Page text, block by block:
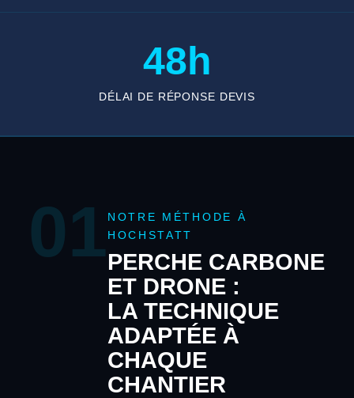
48h
DÉLAI DE RÉPONSE DEVIS
01 NOTRE MÉTHODE À
HOCHSTATT
PERCHE CARBONE
ET DRONE :
LA TECHNIQUE
ADAPTÉE À
CHAQUE
CHANTIER